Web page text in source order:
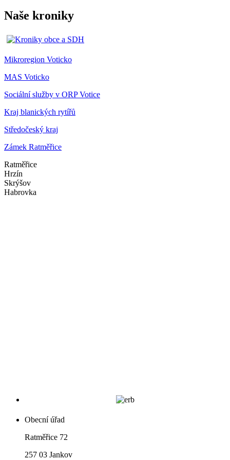
Naše kroniky
Mikroregion Voticko
MAS Voticko
Sociální služby v ORP Votice
Kraj blanických rytířů
Středočeský kraj
Zámek Ratměřice
Ratměřice
Hrzín
Skrýšov
Habrovka
Obecní úřad
Ratměřice 72
257 03 Jankov